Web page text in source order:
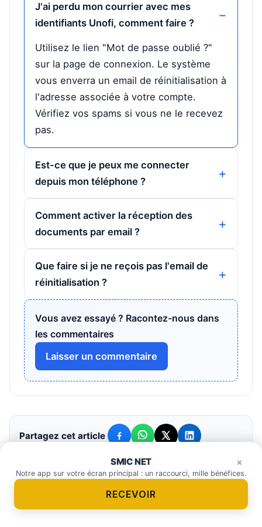
J'ai perdu mon courrier avec mes
identifiants Unofi, comment faire ?
Utilisez le lien "Mot de passe oublié ?"
sur la page de connexion. Le système
vous enverra un email de réinitialisation à
l'adresse associée à votre compte.
Vérifiez vos spams si vous ne le recevez
pas.
Est-ce que je peux me connecter
depuis mon téléphone ?
Comment activer la réception des
documents par email ?
Que faire si je ne reçois pas l'email de
réinitialisation ?
Vous avez essayé ? Racontez-nous dans
les commentaires
Laisser un commentaire
Partagez cet article
OBTENIR LES DÉTAILS ×
Un projet immobilier en tête ? ×
SMIC NET
Notre app sur votre écran principal : un raccourci, mille bénéfices.
RECEVOIR